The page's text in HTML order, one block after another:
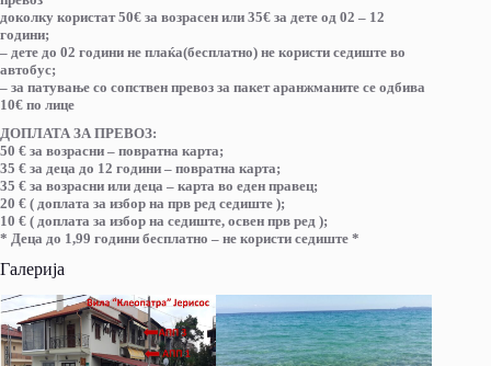
доколку користат 50€ за возрасен или 35€ за дете од 02 – 12
години;
– дете до 02 години не плаќа(бесплатно) не користи седиште во
автобус;
– за патување со сопствен превоз за пакет аранжманите се одбива
10€ по лице
ДОПЛАТА ЗА ПРЕВОЗ:
50 € за возрасни – повратна карта;
35 € за деца до 12 години – повратна карта;
35 € за возрасни или деца – карта во еден правец;
20 € ( доплата за избор на прв ред седиште );
10 € ( доплата за избор на седиште, освен прв ред );
* Деца до 1,99 години бесплатно – не користи седиште *
Галерија